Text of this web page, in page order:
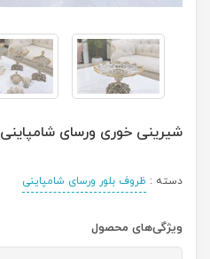
شیرینی خوری ورسای شامپاینی
دسته : ظروف بلور ورسای شامپاینی
ویژگی‌های محصول